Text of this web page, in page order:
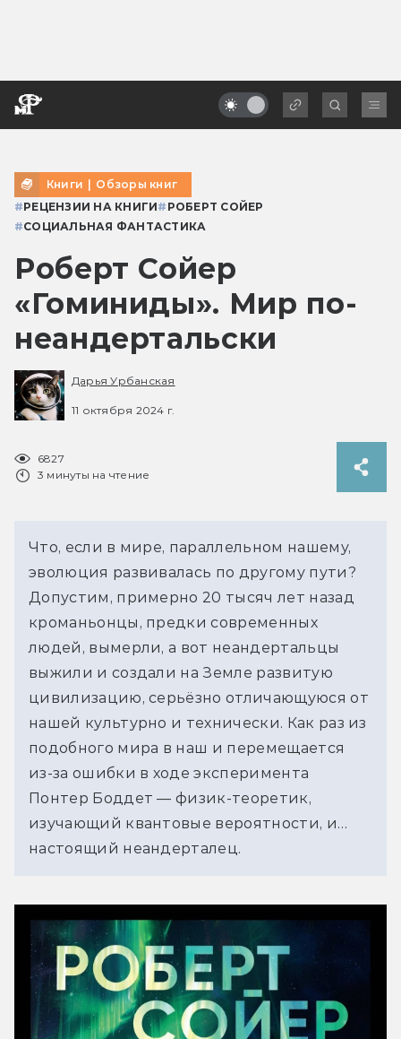
Книги | Обзоры книг
#РЕЦЕНЗИИ НА КНИГИ# РОБЕРТ СОЙЕР
#СОЦИАЛЬНАЯ ФАНТАСТИКА
Роберт Сойер
«Гоминиды». Мир по-
неандертальски
Дарья Урбанская
11 октября 2024 г.
6827
3 минуты на чтение
Что, если в мире, параллельном нашему,
эволюция развивалась по другому пути?
Допустим, примерно 20 тысяч лет назад
кроманьонцы, предки современных
людей, вымерли, а вот неандертальцы
выжили и создали на Земле развитую
цивилизацию, серьёзно отличающуюся от
нашей культурно и технически. Как раз из
подобного мира в наш и перемещается
из-за ошибки в ходе эксперимента
Понтер Боддет — физик-теоретик,
изучающий квантовые вероятности, и…
настоящий неандерталец.